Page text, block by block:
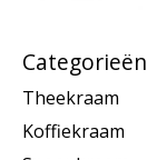
Categorieën
Theekraam
Koffiekraam